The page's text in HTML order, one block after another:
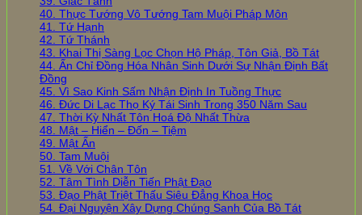
40. Thực Tướng Vô Tướng Tam Muội Pháp Môn
41. Tứ Hạnh
42. Tứ Thánh
43. Khai Thị Sàng Lọc Chọn Hộ Pháp, Tôn Giả, Bồ Tát
44. Ấn Chỉ Đồng Hóa Nhân Sinh Dưới Sự Nhận Định Bất
Đồng
45. Vì Sao Kinh Sấm Nhận Định In Tuồng Thực
46. Đức Di Lạc Thọ Ký Tái Sinh Trong 350 Năm Sau
47. Thời Kỳ Nhất Tôn Hoá Độ Nhất Thừa
48. Mật – Hiển – Đốn – Tiệm
49. Mật Ấn
50. Tam Muội
51. Về Với Chân Tôn
52. Tâm Tình Diễn Tiến Phật Đạo
53. Đạo Phật Triệt Thấu Siêu Đẳng Khoa Học
54. Đại Nguyện Xây Dựng Chúng Sanh Của Bồ Tát